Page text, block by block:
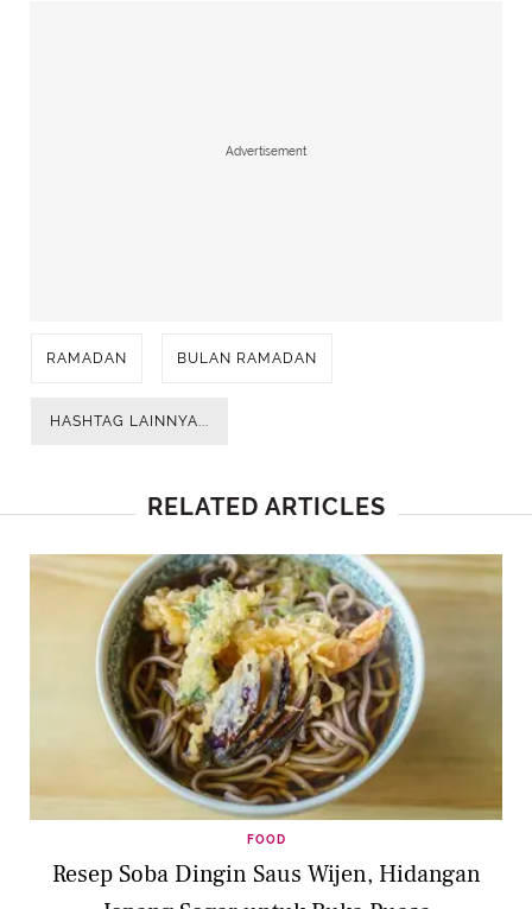
Advertisement
RAMADAN BULAN RAMADAN
HASHTAG LAINNYA...
RELATED ARTICLES
FOOD
Resep Soba Dingin Saus Wijen, Hidangan